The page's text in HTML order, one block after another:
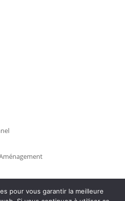
pour vous garantir la meilleure